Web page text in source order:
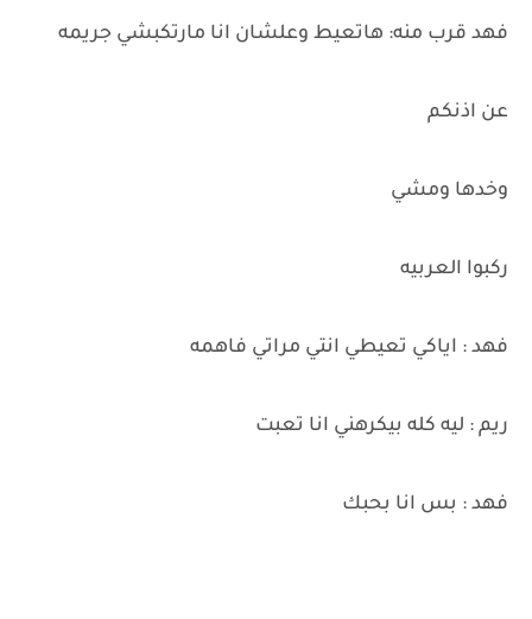
فهد قرب منه: هاتعيط وعلشان انا مارتكبشي جريمه
عن اذنكم
وخدها ومشي
ركبوا العربيه
فهد : اياكي تعيطي انتي مراتي فاهمه
ريم : ليه كله بيكرهني انا تعبت
فهد : بس انا بحبك